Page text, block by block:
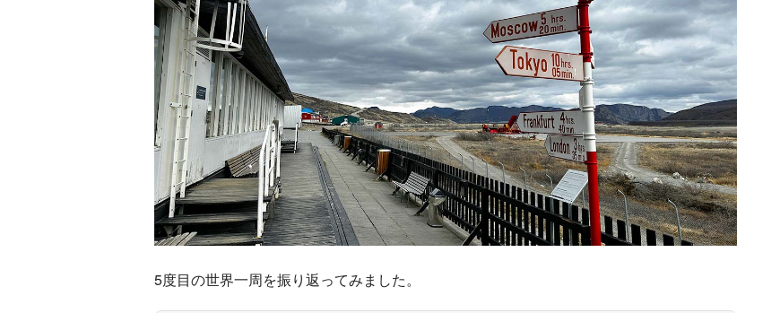
5度目の世界一周を振り返ってみました。